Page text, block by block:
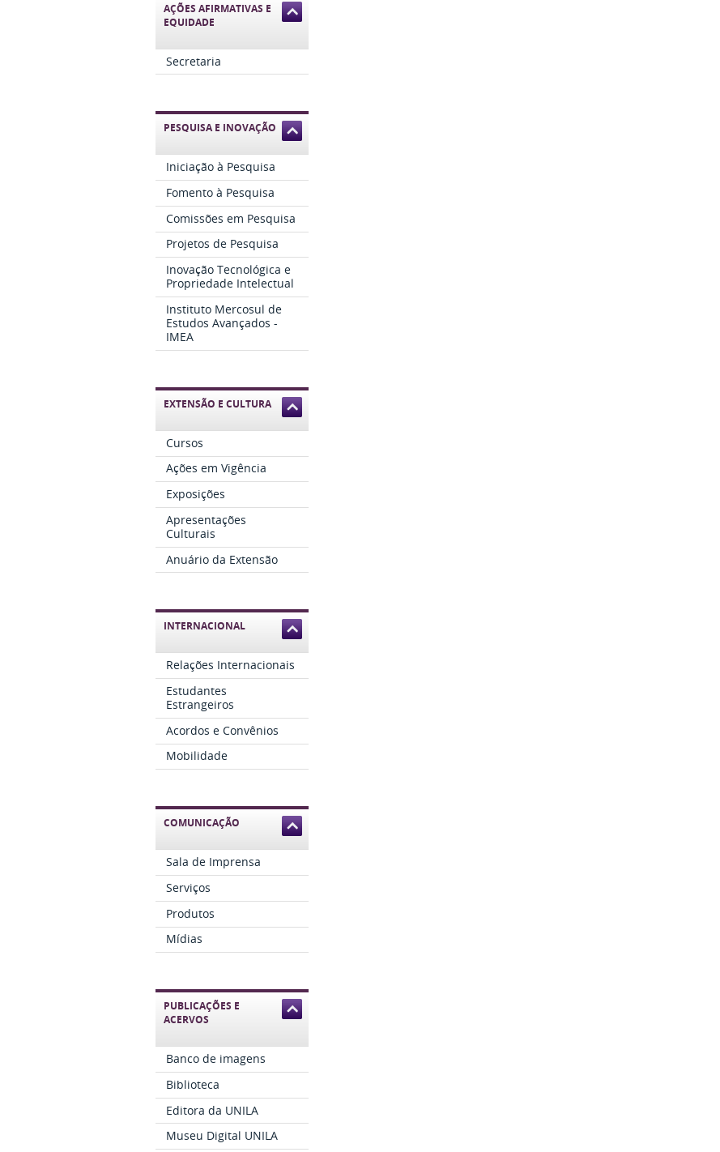
AÇÕES AFIRMATIVAS E
EQUIDADE
Secretaria
PESQUISA E INOVAÇÃO
Iniciação à Pesquisa
Fomento à Pesquisa
Comissões em Pesquisa
Projetos de Pesquisa
Inovação Tecnológica e
Propriedade Intelectual
Instituto Mercosul de
Estudos Avançados -
IMEA
EXTENSÃO E CULTURA
Cursos
Ações em Vigência
Exposições
Apresentações
Culturais
Anuário da Extensão
INTERNACIONAL
Relações Internacionais
Estudantes
Estrangeiros
Acordos e Convênios
Mobilidade
COMUNICAÇÃO
Sala de Imprensa
Serviços
Produtos
Mídias
PUBLICAÇÕES E
ACERVOS
Banco de imagens
Biblioteca
Editora da UNILA
Museu Digital UNILA